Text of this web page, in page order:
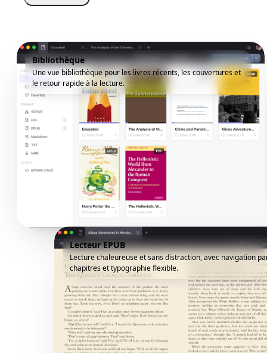
Bibliothèque
Une vue bibliothèque pour les livres récents, les couvertures et
le retour rapide à la lecture.
Lecteur EPUB
Lecture chaleureuse et sans distraction, avec navigation
chapitres et typographie flexible.